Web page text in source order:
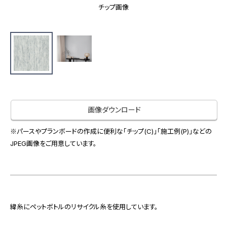
仙台ショールーム
札幌ショールーム
動画一覧
お手入れ便利帳
お役立ち資料
お問い合わせ（一般のお客様）
非住宅案件に関するお問い合わせ
インテリア事業
スペースソリューション事業
オフィスソリューション事業
ファシリティソリューション事業
会社情報
会社情報
チップ画像
画像ダウンロード
※パースやプランボードの作成に便利な「チップ(C)」「施工例(P)」などの
JPEG画像をご用意しています。
緯糸にペットボトルのリサイクル糸を使用しています。